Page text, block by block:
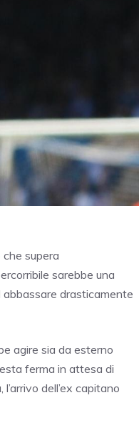
che supera
sarebbe una
drasticamente
agire sia da esterno
ferma in attesa di
dell’ex capitano